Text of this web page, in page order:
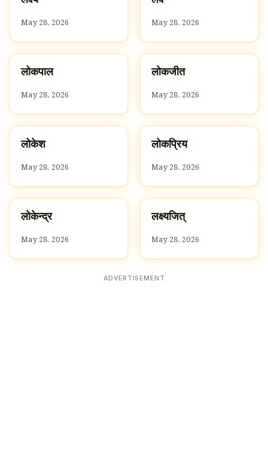
ल
May 28, 2026 ल
May 28, 2026
Lल
लोकपाल
May 28, 2026
Lल
लोकजीत
May 28, 2026
Lल
लोकेश
May 28, 2026
Lल
लोकप्रिय
May 28, 2026
Lल
लोकेन्द्र
May 28, 2026
Lल
लक्ष्यजित्
May 28, 2026
ADVERTISEMENT